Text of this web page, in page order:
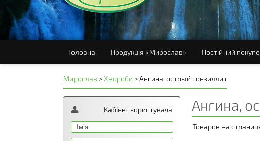
Головна Продукція «Мирослав» Постійний
Мирослав >Хвороби >Ангина, острый тонзиллит
Кабінет користувача Ангина,
Товаров на